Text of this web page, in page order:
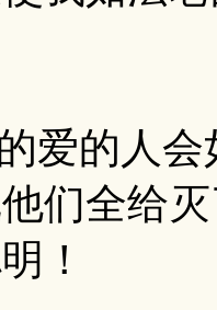
的人会
们全给
！